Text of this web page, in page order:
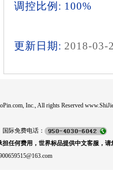
调控比例: 100%
更新日期: 2018-03-
Inc., All rights Reserved
际免费电话：
任何费用，世界标品提供中文客服，请